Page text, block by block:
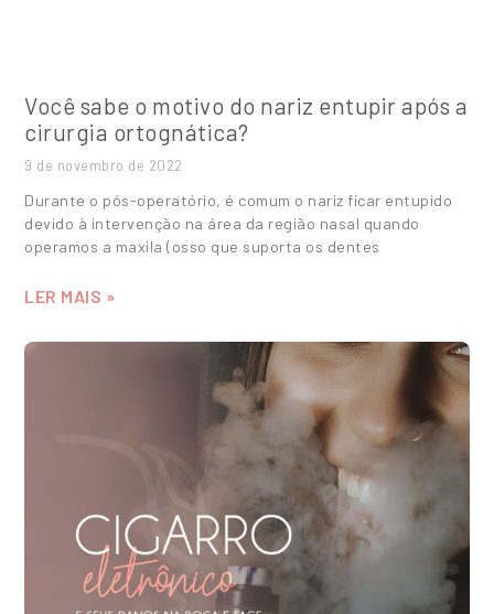
Você sabe o motivo do nariz entupir após a
cirurgia ortognática?
9 de novembro de 2022
Durante o pós-operatório, é comum o nariz ficar entupido
devido à intervenção na área da região nasal quando
operamos a maxila (osso que suporta os dentes
LER MAIS »